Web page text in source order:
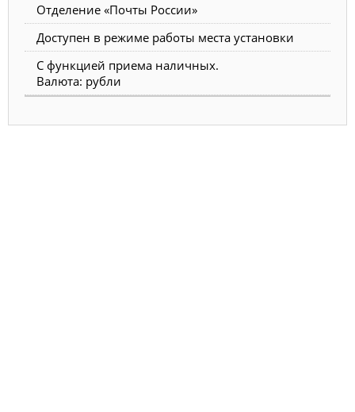
Отделение «Почты России»
Доступен в режиме работы места установки
С функцией приема наличных.
Валюта: рубли